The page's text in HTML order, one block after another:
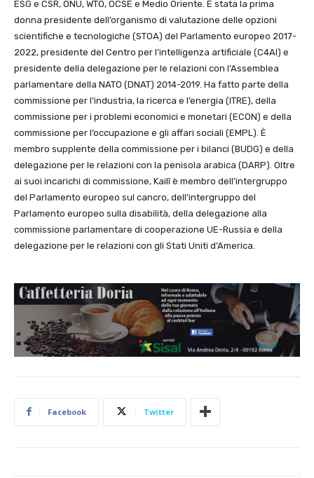
ESG e CSR, ONU, WTO, OCSE e Medio Oriente. È stata la prima
donna presidente dell’organismo di valutazione delle opzioni
scientifiche e tecnologiche (STOA) del Parlamento europeo 2017-
2022, presidente del Centro per l’intelligenza artificiale (C4AI) e
presidente della delegazione per le relazioni con l’Assemblea
parlamentare della NATO (DNAT) 2014-2019. Ha fatto parte della
commissione per l’industria, la ricerca e l’energia (ITRE), della
commissione per i problemi economici e monetari (ECON) e della
commissione per l’occupazione e gli affari sociali (EMPL). È
membro supplente della commissione per i bilanci (BUDG) e della
delegazione per le relazioni con la penisola arabica (DARP). Oltre
ai suoi incarichi di commissione, Kailī è membro dell’intergruppo
del Parlamento europeo sul cancro, dell’intergruppo del
Parlamento europeo sulla disabilità, della delegazione alla
commissione parlamentare di cooperazione UE-Russia e della
delegazione per le relazioni con gli Stati Uniti d’America.
Facebook Twitter